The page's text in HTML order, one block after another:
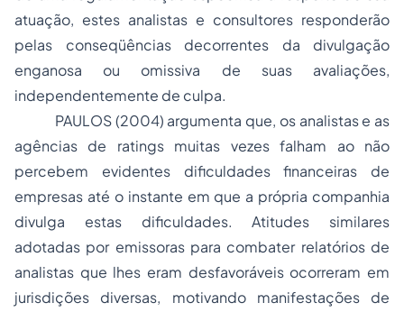
atuação, estes analistas e consultores responderão
pelas conseqüências decorrentes da divulgação
enganosa ou omissiva de suas avaliações,
independentemente de culpa.
PAULOS (2004) argumenta que, os analistas e as
agências de ratingsmuitas vezes falham ao não
percebem evidentes dificuldades financeiras de
empresas até o instante em que a própria companhia
divulga estas dificuldades. Atitudes similares
adotadas por emissoras para combater relatórios de
analistas que lhes eram desfavoráveis ocorreram em
jurisdições diversas, motivando manifestações de